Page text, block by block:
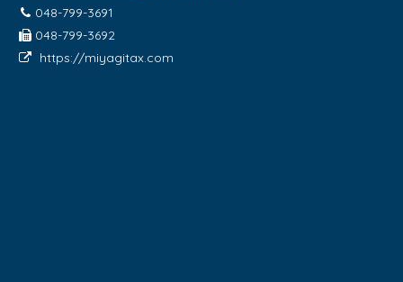
048-799-3691
048-799-3692
https://miyagitax.com